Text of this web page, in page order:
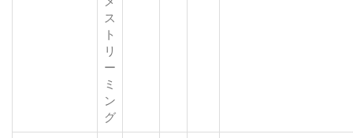
ス
ト
リ
ー
ミ
ン
グ